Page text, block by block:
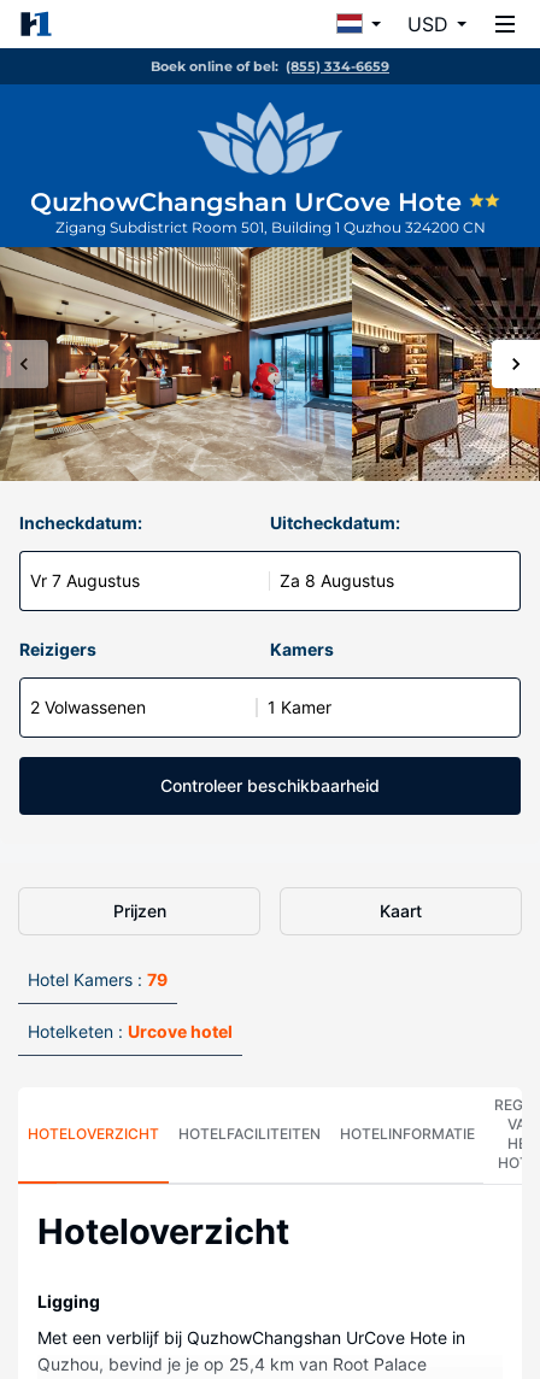
USD
Boek online of bel: (855) 334-6659
QuzhowChangshan UrCove Hote
Zigang Subdistrict Room 501, Building 1 Quzhou 324200 CN
Incheckdatum:
Vr 7 Augustus
Uitcheckdatum:
Za 8 Augustus
Reizigers Kamers
2 Volwassenen 1 Kamer
Controleer beschikbaarheid
Prijzen Kaart
Hotel Kamers : 79
Hotelketen : Urcove hotel
HOTELOVERZICHT HOTELFACILITEITEN HOTELINFORMATIE
VAN
HET
Hoteloverzicht
Ligging
Met een verblijf bij QuzhowChangshan UrCove Hote in
Quzhou, bevind je je op 25,4 km van Root Palace